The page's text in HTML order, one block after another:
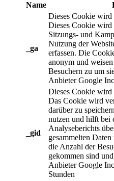
Name
_ga
Dieses Cookie
Dieses Cookie wird
Sitzungs- und
Nutzung der
erfassen. Die
anonym und
Besuchern zu um
Anbieter Google
_gid
Dieses Cookie
Das Cookie wird
darüber zu
nutzen und hilft bei
Analyseberichts
gesammelten
die Anzahl der
gekommen sind
Anbieter Google
Stunden